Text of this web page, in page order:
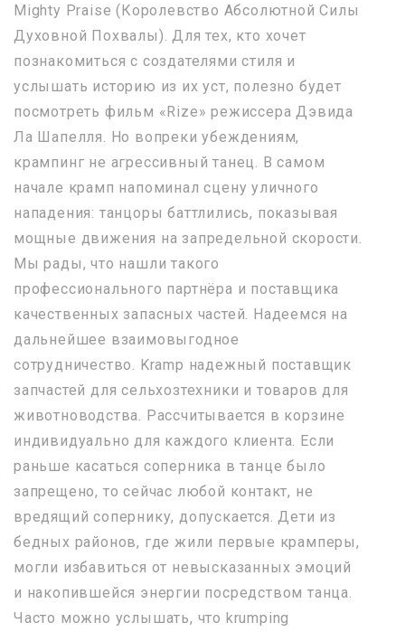
Mighty Praise (Королевство Абсолютной Силы
Духовной Похвалы). Для тех, кто хочет
познакомиться с создателями стиля и
услышать историю из их уст, полезно будет
посмотреть фильм «Rize» режиссера Дэвида
Ла Шапелля. Но вопреки убеждениям,
крампинг не агрессивный танец. В самом
начале крамп напоминал сцену уличного
нападения: танцоры баттлились, показывая
мощные движения на запредельной скорости.
Мы рады, что нашли такого
профессионального партнёра и поставщика
качественных запасных частей. Надеемся на
дальнейшее взаимовыгодное
сотрудничество. Kramp надежный поставщик
запчастей для сельхозтехники и товаров для
животноводства. Рассчитывается в корзине
индивидуально для каждого клиента. Если
раньше касаться соперника в танце было
запрещено, то сейчас любой контакт, не
вредящий сопернику, допускается. Дети из
бедных районов, где жили первые крамперы,
могли избавиться от невысказанных эмоций
и накопившейся энергии посредством танца.
Часто можно услышать, что krumping